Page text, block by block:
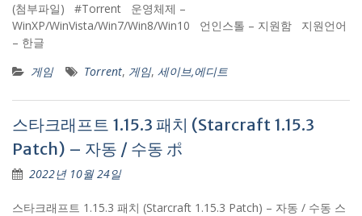
(첨부파일) #Torrent 운영체제 –
WinXP/WinVista/Win7/Win8/Win10 언인스톨 – 지원함 지원언어
– 한글
게임
Torrent, 게임, 세이브,에디트
스타크래프트 1.15.3 패치 (Starcraft 1.15.3
Patch) – 자동 / 수동 ポ
2022년 10월 24일
스타크래프트 1.15.3 패치 (Starcraft 1.15.3 Patch) – 자동 / 수동 스